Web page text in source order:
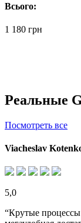
Всього:
1 180 грн
Реальные
Посмотреть все
Viacheslav
5,0
“Крутые процессы